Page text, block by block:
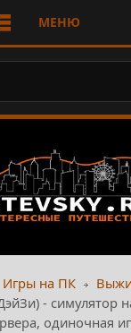
МЕНЮ
Игры на ПК
- симулятор
одиночная